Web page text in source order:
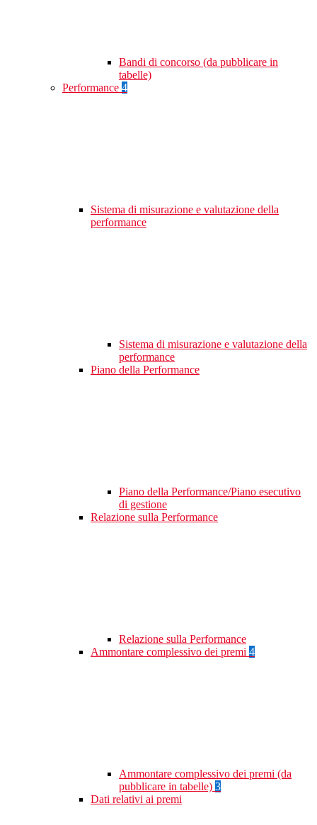
Bandi di concorso (da pubblicare in
tabelle)
Performance 4
Sistema di misurazione e valutazione della
performance
Sistema di misurazione e valutazione della
performance
Piano della Performance
Piano della Performance/Piano esecutivo
di gestione
Relazione sulla Performance
Relazione sulla Performance
Ammontare complessivo dei premi 4
Ammontare complessivo dei premi (da
pubblicare in tabelle) 3
Dati relativi ai premi